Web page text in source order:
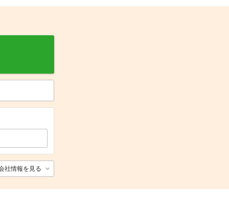
社情報を見る